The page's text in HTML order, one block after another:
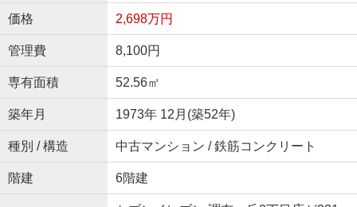
価格 2,698万円
管理費 8,100円
専有面積 52.56㎡
築年月 1973年 12月(築52年)
種別 / 構造 中古マンション / 鉄筋コンクリート
階建 6階建